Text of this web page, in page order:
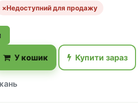
×Недоступний для продажу
У кошик Купити зараз